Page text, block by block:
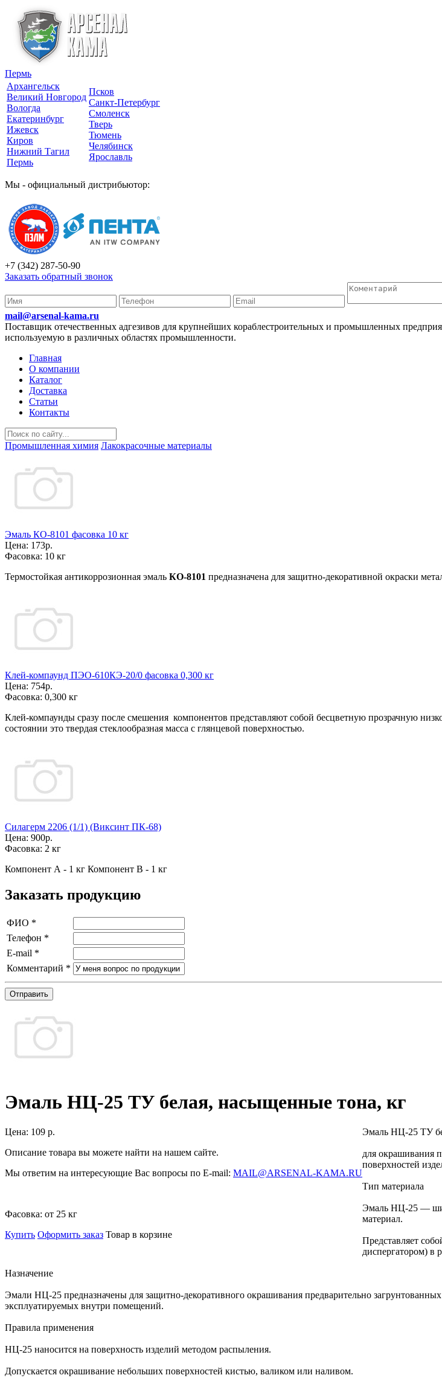
Пермь
Архангельск
Великий Новгород
Вологда
Екатеринбург
Ижевск
Киров
Нижний Тагил
Пермь
Псков
Санкт-Петербург
Смоленск
Тверь
Тюмень
Челябинск
Ярославль
Мы - официальный дистрибьютор:
+7 (342) 287-50-90
Заказать обратный звонок
mail@arsenal-kama.ru
Поставщик отечественных адгезивов для крупнейших кораблестроительных и промышленных
используемую в различных областях промышленности.
Главная
О компании
Каталог
Доставка
Статьи
Контакты
Промышленная химия Лакокрасочные материалы
Эмаль КО-8101 фасовка 10 кг
Цена: 173р.
Фасовка: 10 кг
Термостойкая антикоррозионная эмаль КО-8101 предназначена для защитно-декоративной окраски
Клей-компаунд ПЭО-610КЭ-20/0 фасовка 0,300 кг
Цена: 754р.
Фасовка: 0,300 кг
Клей-компаунды сразу после смешения компонентов представляют собой бесцветную прозрачную
состоянии это твердая стеклообразная масса с глянцевой поверхностью.
Силагерм 2206 (1/1) (Виксинт ПК-68)
Цена: 900р.
Фасовка: 2 кг
Компонент А - 1 кг Компонент В - 1 кг
Заказать продукцию
ФИО *
Телефон *
E-mail *
Комментарий *
Отправить
Эмаль НЦ-25 ТУ белая, насыщенные тона, кг
Цена: 109 р.
Описание товара вы можете найти на нашем сайте.
Мы ответим на интересующие Вас вопросы по E-mail: MAIL@ARSENAL-KAMA.RU
Фасовка: от 25 кг
Купить Оформить заказ Товар в корзине
Эмаль НЦ-25 ТУ
для окрашивания
поверхностей
Тип материала
Эмаль НЦ-25 —
материал.
Представляет
диспергатором) в
Назначение
Эмали НЦ-25 предназначены для защитно-декоративного окрашивания предварительно
эксплуатируемых внутри помещений.
Правила применения
НЦ-25 наносится на поверхность изделий методом распыления.
Допускается окрашивание небольших поверхностей кистью, валиком или наливом.